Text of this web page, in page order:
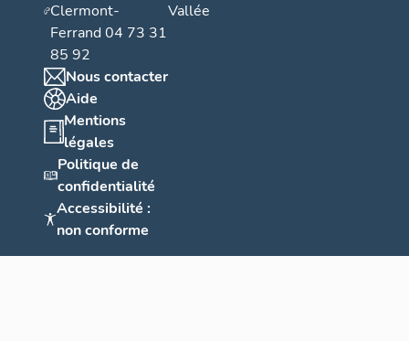
Clermont-
Ferrand 04 73 31
85 92
Nous contacter
Aide
Mentions
légales
Politique de
confidentialité
Accessibilité :
non conforme
Vallée